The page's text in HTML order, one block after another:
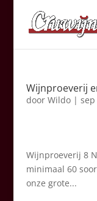
Wijnproeverij
door Wildo| sep
Wijnproeverij 8
minimaal 60
onze grote...